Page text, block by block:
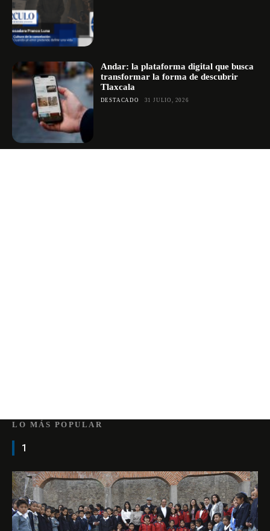
Andar: la plataforma digital que busca
transformar la forma de descubrir
Tlaxcala
DESTACADO 31 JULIO, 2026
LO MÁS POPULAR
1